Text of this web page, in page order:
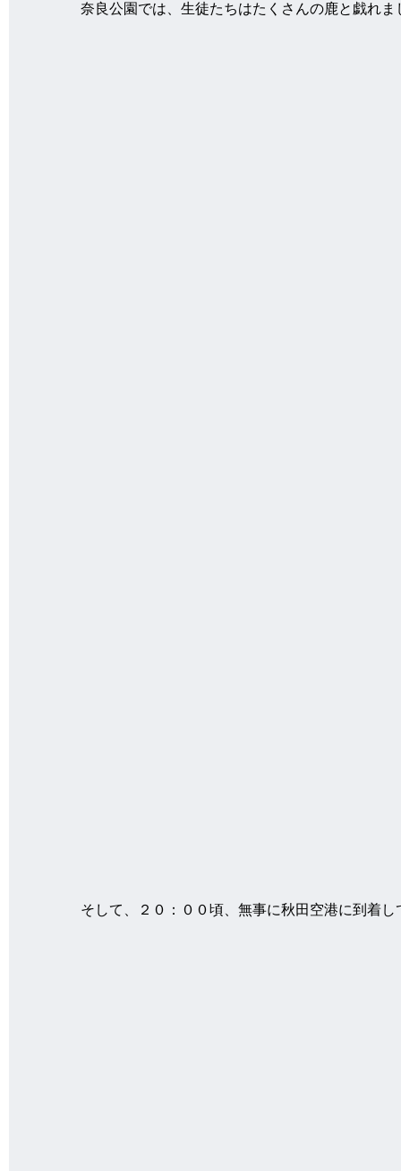
奈良公園では、生徒たちはたくさんの鹿と戯れま
そして、２０：００頃、無事に秋田空港に到着